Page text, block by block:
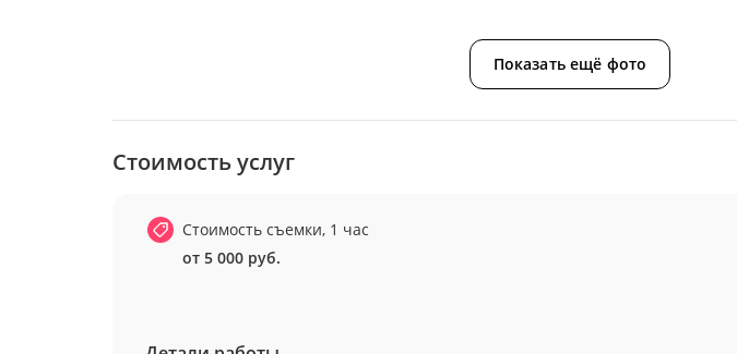
Показать ещё фото
Стоимость услуг
Стоимость съемки, 1 час
от 5 000 руб.